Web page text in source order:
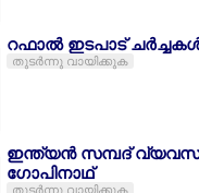
റഫാല്‍ ഇടപാട് ചര്‍ച്ചകള്‍
തുടര്‍ന്നു വായിക്കുക
ഇന്ത്യന്‍ സമ്പദ്
ഗോപിനാഥ്
തുടര്‍ന്നു വായിക്കുക